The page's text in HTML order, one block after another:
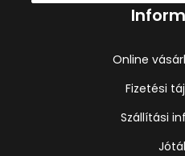
Online
Fizetési
Szállítási